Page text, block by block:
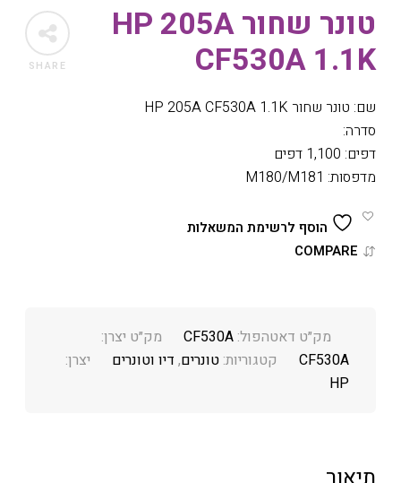
SHARE
טונר שחור HP 205A
CF530A 1.1K
שם: טונר שחור HP 205A CF530A 1.1K
סדרה:
דפים: 1,100 דפים
מדפסות: M180/M181
הוסף לרשימת המשאלות
COMPARE
מק״ט דאטהפול:CF530A
מק״ט יצרן:
CF530A
קטגוריות:טונרים, דיו וטונרים
יצרן:
HP